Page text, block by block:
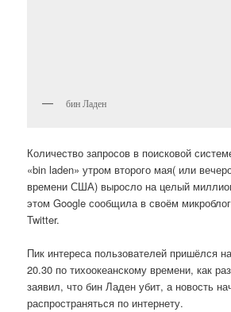
бин Ладен
Количество запросов в поисковой
«bin laden» утром второго мая( или
времени США) выросло на целый
этом Google сообщила в своём
Twitter.
Пик интереса пользователей пришёлся
20.30 по тихоокеанскому времени, как
заявил, что бин Ладен убит, а новость
распространяться по интернету.